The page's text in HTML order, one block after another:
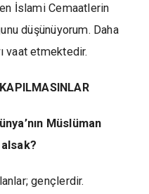
İslami Cemaatlerin
düşünüyorum. Daha
vaat etmektedir.
Müslüman
gençlerdir.